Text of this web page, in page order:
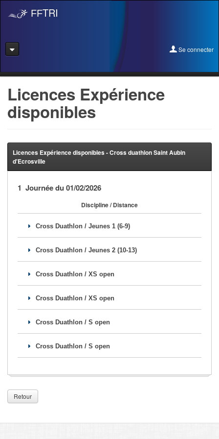
FFTRI
Se connecter
Pass Rentrée Bougez/Club
Devenir organisateur
Se former
FAQ
Nous Contacter
Licences Expérience
disponibles
Licences Expérience disponibles - Cross duathlon Saint Aubin
d'Ecrosville
1 Journée du 01/02/2026
Discipline / Distance
Cross Duathlon / Jeunes 1 (6-9)
Cross Duathlon / Jeunes 2 (10-13)
Cross Duathlon / XS open
Cross Duathlon / XS open
Cross Duathlon / S open
Cross Duathlon / S open
Retour